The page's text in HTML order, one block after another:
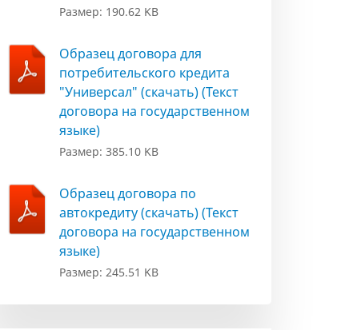
Размер: 190.62 KB
Образец договора для
потребительского кредита
"Универсал" (скачать) (Текст
договора на государственном
языке)
Размер: 385.10 KB
Образец договора по
автокредиту (скачать) (Текст
договора на государственном
языке)
Размер: 245.51 KB